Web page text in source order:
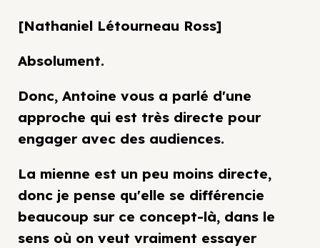
[Nathaniel Létourneau Ross]
Absolument.
Donc, Antoine vous a parlé d'une
approche qui est très directe pour
engager avec des audiences.
La mienne est un peu moins directe,
donc je pense qu'elle se différencie
beaucoup sur ce concept-là, dans le
sens où on veut vraiment essayer